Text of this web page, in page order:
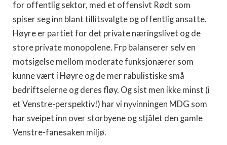
for offentlig sektor, med et offensivt Rødt som
spiser seg inn blant tillitsvalgte og offentlig ansatte.
Høyre er partiet for det private næringslivet og de
store private monopolene. Frp balanserer selv en
motsigelse mellom moderate funksjonærer som
kunne vært i Høyre og de mer rabulistiske små
bedriftseierne og deres fløy. Og sist men ikke minst (i
et Venstre-perspektiv!) har vi nyvinningen MDG som
har sveipet inn over storbyene og stjålet den gamle
Venstre-fanesaken miljø.